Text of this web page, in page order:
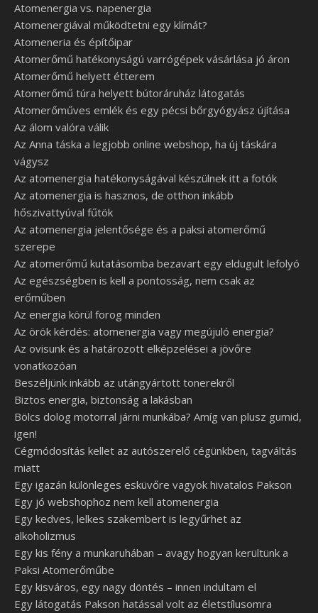
Atomenergia vs. napenergia
Atomenergiával működtetni egy klímát?
Atomeneria és építőipar
Atomerőmű hatékonyságú varrógépek vásárlása jó áron
Atomerőmű helyett étterem
Atomerőmű túra helyett bútoráruház látogatás
Atomerőműves emlék és egy pécsi bőrgyógyász újítása
Az álom valóra válik
Az Anna táska a legjobb online webshop, ha új táskára
vágysz
Az atomenergia hatékonyságával készülnek itt a fotók
Az atomenergia is hasznos, de otthon inkább
hőszivattyúval fűtök
Az atomenergia jelentősége és a paksi atomerőmű
szerepe
Az atomerőmű kutatásomba bezavart egy eldugult lefolyó
Az egészségben is kell a pontosság, nem csak az
erőműben
Az energia körül forog minden
Az örök kérdés: atomenergia vagy megújuló energia?
Az ovisunk és a határozott elképzelései a jövőre
vonatkozóan
Beszéljünk inkább az utángyártott tonerekről
Biztos energia, biztonság a lakásban
Bölcs dolog motorral járni munkába? Amíg van plusz gumid,
igen!
Cégmódosítás kellet az autószerelő cégünkben, tagváltás
miatt
Egy igazán különleges esküvőre vagyok hivatalos Pakson
Egy jó webshophoz nem kell atomenergia
Egy kedves, lelkes szakembert is legyűrhet az
alkoholizmus
Egy kis fény a munkaruhában – avagy hogyan kerültünk a
Paksi Atomerőműbe
Egy kisváros, egy nagy döntés – innen indultam el
Egy látogatás Pakson hatással volt az életstílusomra